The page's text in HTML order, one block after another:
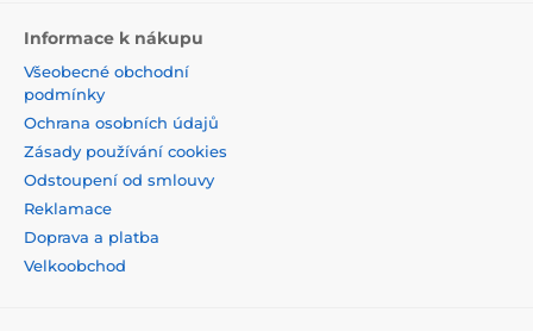
Informace k nákupu
Všeobecné obchodní
podmínky
Ochrana osobních údajů
Zásady používání cookies
Odstoupení od smlouvy
Reklamace
Doprava a platba
Velkoobchod